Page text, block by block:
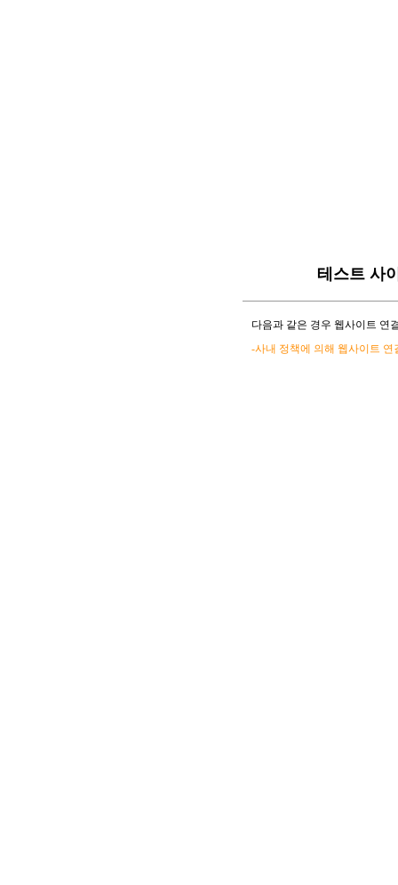
테스트 사
다음과 같은 경우 웹사이트 연
-사내 정책에 의해 웹사이트